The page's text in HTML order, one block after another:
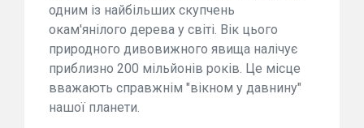
одним із найбільших скупчень
окам'янілого дерева у світі. Вік цього
природного дивовижного явища налічує
приблизно 200 мільйонів років. Це місце
вважають справжнім "вікном у давнину"
нашої планети.